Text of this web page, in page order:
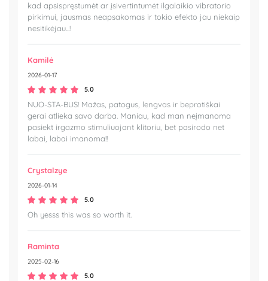
kad apsispręstumėt ar įsivertintumėt ilgalaikio vibratorio
pirkimui, jausmas neapsakomas ir tokio efekto jau niekaip
nesitikėjau...!
Kamilė
2026-01-17
5.0
NUO-STA-BUS! Mažas, patogus, lengvas ir beprotiškai
gerai atlieka savo darba. Maniau, kad man neįmanoma
pasiekt irgazmo stimuliuojant klitoriu, bet pasirodo net
labai, labai imanoma!!
Crystalzye
2026-01-14
5.0
Oh yesss this was so worth it.
Raminta
2025-02-16
5.0